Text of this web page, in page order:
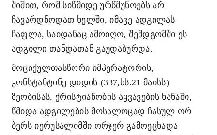
შიშით, რომ სიწმიდე ურწმუნოებს არ
ჩავარდნოდათ ხელში, იმავე ადგილას
ჩაფლა, საიდანაც ამოიღო, შემდგომში ეს
ადგილი თანდათან გაუდაბურდა.
მოციქულთასწორი იმპერატორის,
კონსტანტინე დიდის (337,ხს.21 მაისს)
ზეობისას, ქრისტიანობის აყვავების ხანაში,
წმიდა ადგილების მოსალოცად ჩასულ ორ
ბერს იერუსალიმში ორჯერ გამოეცხადა